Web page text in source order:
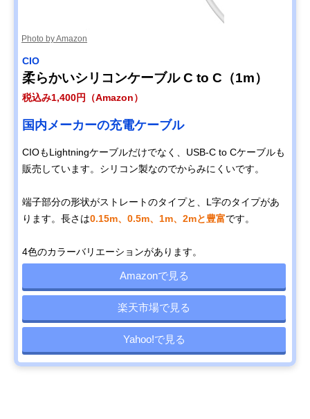
Photo by Amazon
CIO
柔らかいシリコンケーブル C to C（1m）
税込み1,400円（Amazon）
国内メーカーの充電ケーブル
CIOもLightningケーブルだけでなく、USB-C to Cケーブルも
販売しています。シリコン製なのでからみにくいです。
端子部分の形状がストレートのタイプと、L字のタイプがあ
ります。長さは0.15m、0.5m、1m、2mと豊富です。
4色のカラーバリエーションがあります。
Amazonで見る
楽天市場で見る
Yahoo!で見る